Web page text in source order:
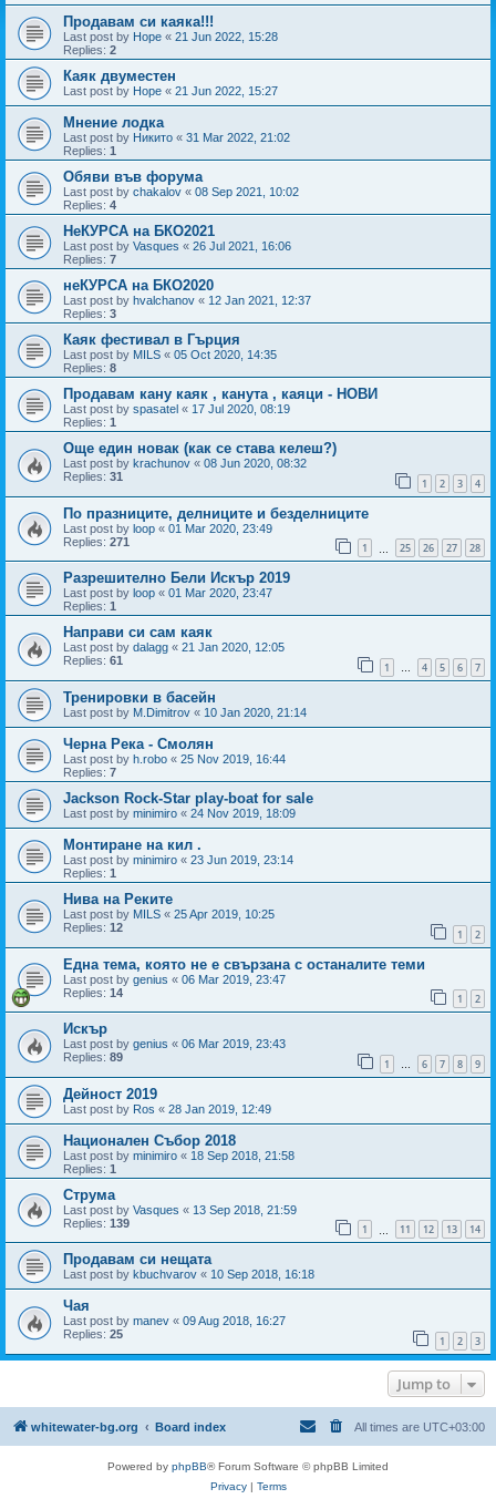
Продавам си каяка!!!
Last post by Hope « 21 Jun 2022, 15:28
Replies: 2
Каяк двуместен
Last post by Hope « 21 Jun 2022, 15:27
Мнение лодка
Last post by Никито « 31 Mar 2022, 21:02
Replies: 1
Обяви във форума
Last post by chakalov « 08 Sep 2021, 10:02
Replies: 4
НеКУРСА на БКО2021
Last post by Vasques « 26 Jul 2021, 16:06
Replies: 7
неКУРСА на БКО2020
Last post by hvalchanov « 12 Jan 2021, 12:37
Replies: 3
Каяк фестивал в Гърция
Last post by MILS « 05 Oct 2020, 14:35
Replies: 8
Продавам кану каяк , канута , каяци - НОВИ
Last post by spasatel « 17 Jul 2020, 08:19
Replies: 1
Още един новак (как се става келеш?)
Last post by krachunov « 08 Jun 2020, 08:32
Replies: 31 1 2 3 4
По празниците, делниците и безделниците
Last post by loop « 01 Mar 2020, 23:49
Replies: 271 1 25 26 27 28
Разрешително Бели Искър 2019
Last post by loop « 01 Mar 2020, 23:47
Replies: 1
Направи си сам каяк
Last post by dalagg « 21 Jan 2020, 12:05
Replies: 61 1 … 4 5 6 7
Тренировки в басейн
Last post by M.Dimitrov « 10 Jan 2020, 21:14
Черна Река - Смолян
Last post by h.robo « 25 Nov 2019, 16:44
Replies: 7
Jackson Rock-Star play-boat for sale
Last post by minimiro « 24 Nov 2019, 18:09
Монтиране на кил .
Last post by minimiro « 23 Jun 2019, 23:14
Replies: 1
Нива на Реките
Last post by MILS « 25 Apr 2019, 10:25
Replies: 12 1 2
Една тема, която не е свързана с останалите теми
Last post by genius « 06 Mar 2019, 23:47
Replies: 14 1 2
Искър
Last post by genius « 06 Mar 2019, 23:43
Replies: 89 1 … 6 7 8 9
Дейност 2019
Last post by Ros « 28 Jan 2019, 12:49
Национален Събор 2018
Last post by minimiro « 18 Sep 2018, 21:58
Replies: 1
Струма
Last post by Vasques « 13 Sep 2018, 21:59
Replies: 139 1 11 12 13 14
Продавам си нещата
Last post by kbuchvarov « 10 Sep 2018, 16:18
Чая
Last post by manev « 09 Aug 2018, 16:27
Replies: 25 1 2 3
Jump to
whitewater-bg.org Board index All times are UTC+03:00
Powered by phpBB® Forum Software © phpBB Limited
Privacy| Terms